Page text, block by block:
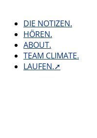
contentDIE NOTIZEN.
HÖREN.
ABOUT.
TEAM CLIMATE.
LAUFEN.➚